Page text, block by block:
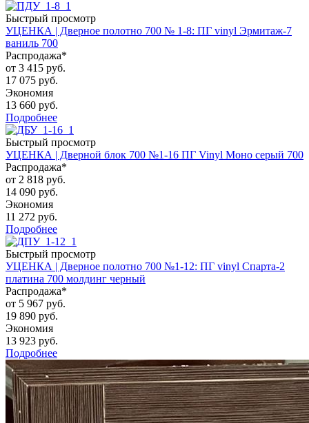
Быстрый просмотр
УЦЕНКА | Дверное полотно 700 № 1-8: ПГ vinyl Эрмитаж-7
ваниль 700
Распродажа*
от 3 415 руб.
17 075 руб.
Экономия
13 660 руб.
Подробнее
Быстрый просмотр
УЦЕНКА | Дверной блок 700 №1-16 ПГ Vinyl Моно серый 700
Распродажа*
от 2 818 руб.
14 090 руб.
Экономия
11 272 руб.
Подробнее
Быстрый просмотр
УЦЕНКА | Дверное полотно 700 №1-12: ПГ vinyl Спарта-2
платина 700 молдинг черный
Распродажа*
от 5 967 руб.
19 890 руб.
Экономия
13 923 руб.
Подробнее